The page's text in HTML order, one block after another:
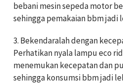
bebani mesin sepeda motor
sehingga pemakaian bbm jadi
3. Bekendaralah dengan
Perhatikan nyala lampu eco
menemukan kecepatan dan
sehingga konsumsi bbm jadi